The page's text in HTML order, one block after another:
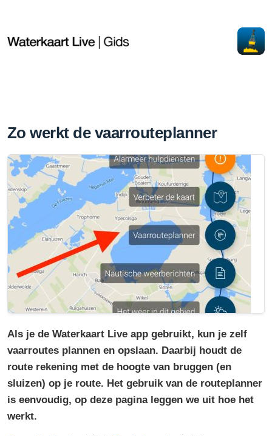
Zo werkt de vaarrouteplanner
Als je de Waterkaart Live app gebruikt, kun je zelf
vaarroutes plannen en opslaan. Daarbij houdt de
route rekening met de hoogte van bruggen (en
sluizen) op je route. Het gebruik van de routeplanner
is eenvoudig, op deze pagina leggen we uit hoe het
werkt.